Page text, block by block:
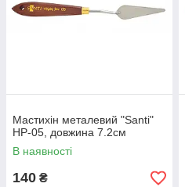
Мастихін металевий "Santi"
HP-05, довжина 7.2см
В наявності
140 ₴